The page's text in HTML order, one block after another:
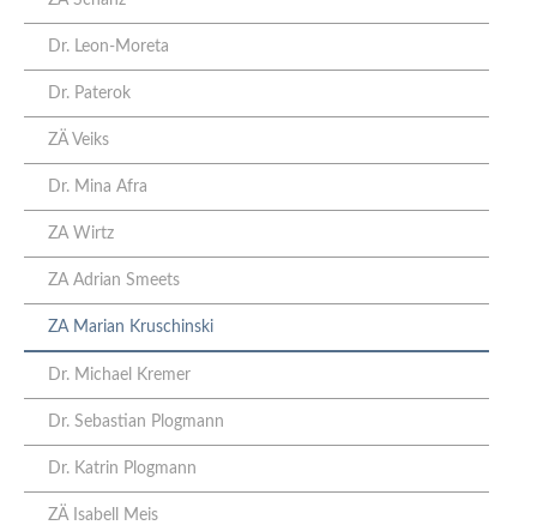
Dr. Leon-Moreta
Dr. Paterok
ZÄ Veiks
Dr. Mina Afra
ZA Wirtz
ZA Adrian Smeets
ZA Marian Kruschinski
Dr. Michael Kremer
Dr. Sebastian Plogmann
Dr. Katrin Plogmann
ZÄ Isabell Meis